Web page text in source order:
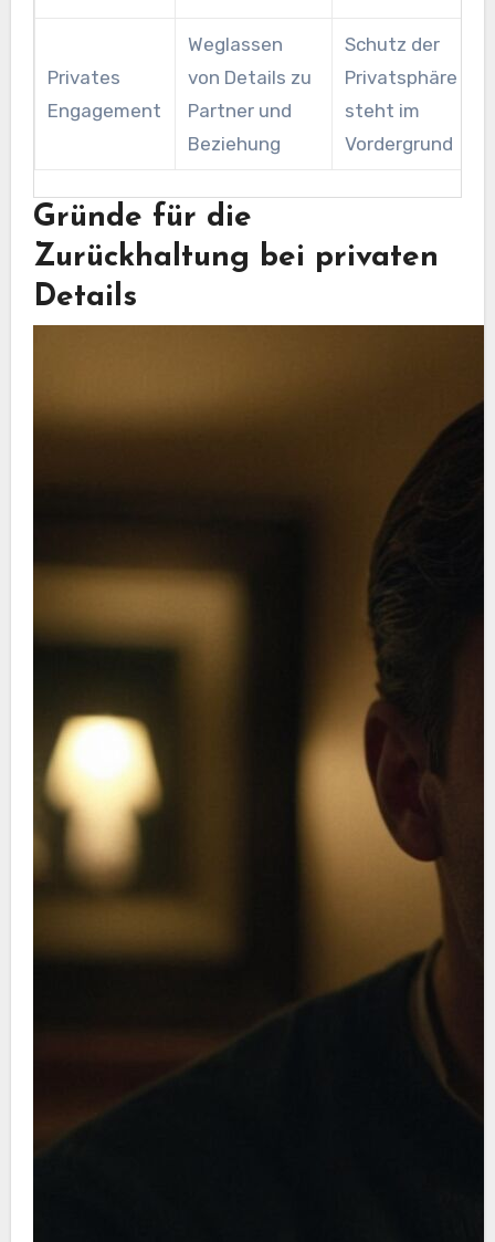
Privates
Engagement
Weglassen
von Details zu
Partner und
Beziehung
Schutz der
Privatsphäre
steht im
Vordergrund
Gründe für die
Zurückhaltung bei privaten
Details